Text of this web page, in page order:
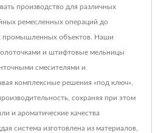
производство для различных
ремесленных операций до
промышленных объектов. Наши
и штифтовые мельницы
смесителями и
комплексные решения «под ключ»,
сохраняя при этом
и ароматические качества
система изготовлена из материалов,